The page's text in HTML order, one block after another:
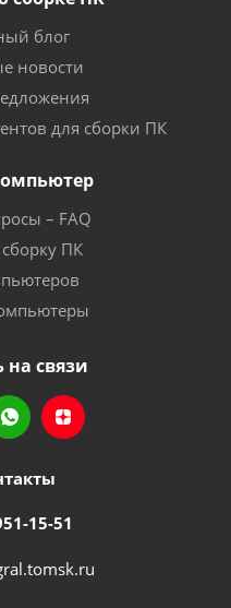
блог
новости
для сборки ПК
– FAQ
ПК
на связи
15-51